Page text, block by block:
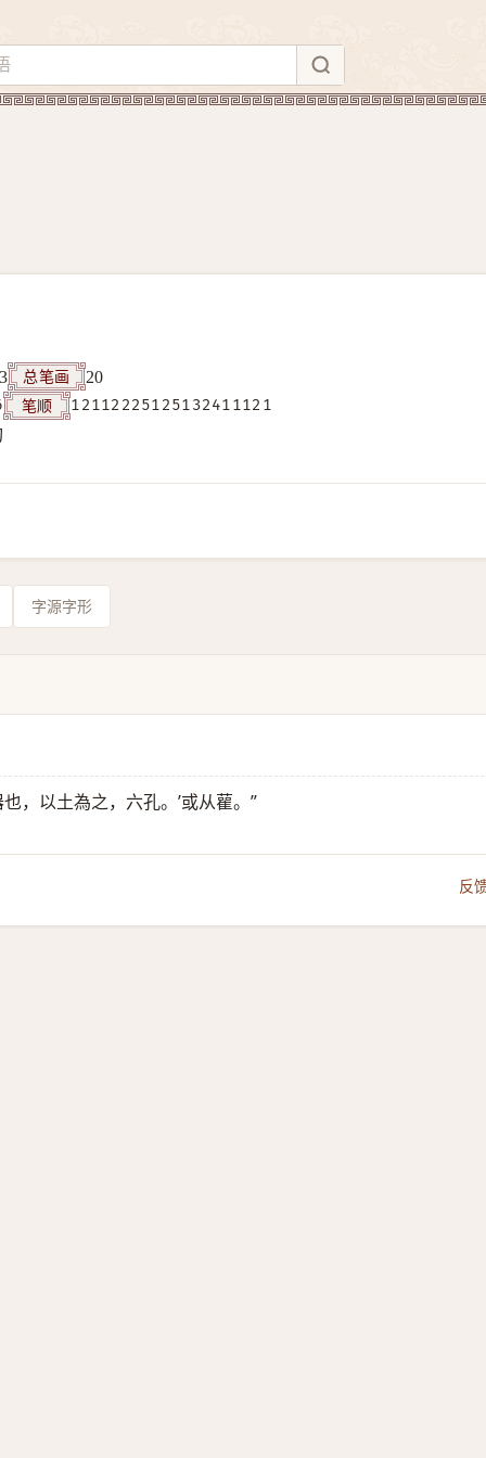
3 总笔画
20
笔顺
12112225125132411121
字源字形
也，以土為之，六孔。’或从雚。”
反